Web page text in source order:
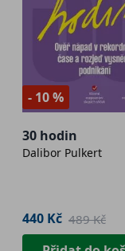
- 10 %
30 hodin
Dalibor Pulkert
440 Kč 489 Kč